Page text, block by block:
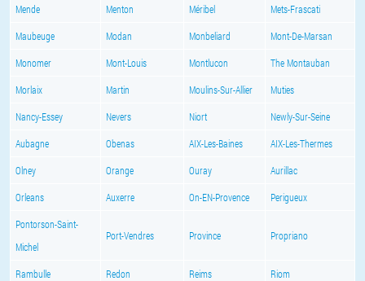
Mende Menton Méribel Mets-Frascati
Maubeuge Modan Monbeliard Mont-De-Marsan
Monomer Mont-Louis Montlucon The Montauban
Morlaix Martin Moulins-Sur-Allier Muties
Nancy-Essey Nevers Niort Newly-Sur-Seine
Aubagne Obenas AIX-Les-Baines AIX-Les-Thermes
Olney Orange Ouray Aurillac
Orleans Auxerre On-EN-Provence Perigueux
Pontorson-Saint-
Michel
Port-Vendres Province Propriano
Rambulle Redon Reims Riom